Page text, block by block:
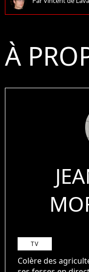
À
TV
Colère des